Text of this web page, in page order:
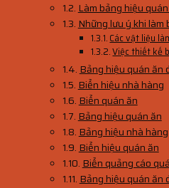
Làm bảng hiệu
Những lưu ý khi làm
Các vật liệu
Việc thiết kế
Bảng hiệu quán ăn
Biển hiệu nhà hàng
Biển quán ăn
Bảng hiệu quán ăn
Bảng hiệu nhà hàng
Biển hiệu quán ăn
Biển quảng cáo
Bảng hiệu quán ăn